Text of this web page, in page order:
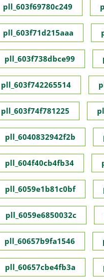
pll_603f69780c249
pll_603f71d215aaa
pll_603f738dbce99
pll_603f742265514
pll_603f74f781225
pll_6040832942f2b
pll_604f40cb4fb34
pll_6059e1b81c0bf
pll_6059e6850032c
pll_60657b9fa1546
pll_60657cbe4fb3a